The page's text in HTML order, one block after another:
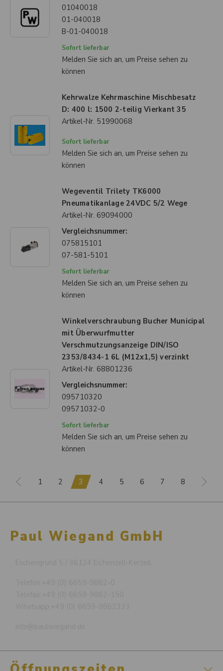
01040018
01-040018
B-01-040018
Sofort lieferbar
Melden Sie sich an, um Preise sehen zu
können
Kehrwalze Kehrmaschine Mischbesatz
D: 400 l: 1500 2-teilig Vierkant 35
Artikel-Nr. 51990068
Sofort lieferbar
Melden Sie sich an, um Preise sehen zu
können
Wegeventil Trilety TK6000
Pneumatikanlage 24VDC 5/2 Wege
Artikel-Nr. 69094000
Vergleichsnummer:
075815101
07-581-5101
Sofort lieferbar
Melden Sie sich an, um Preise sehen zu
können
Winkelverschraubung Bucher Municipal
mit Überwurfmutter
Verschmutzungsanzeige DIN/ISO
2353/8434-1 6L (M12x1,5) verzinkt
Artikel-Nr. 68801236
Vergleichsnummer:
095710320
09571032-0
Sofort lieferbar
Melden Sie sich an, um Preise sehen zu
können
1 2 3 4 5 6 7 8
Paul Wiegand GmbH